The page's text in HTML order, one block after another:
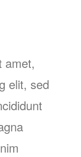
amet,
elit, sed